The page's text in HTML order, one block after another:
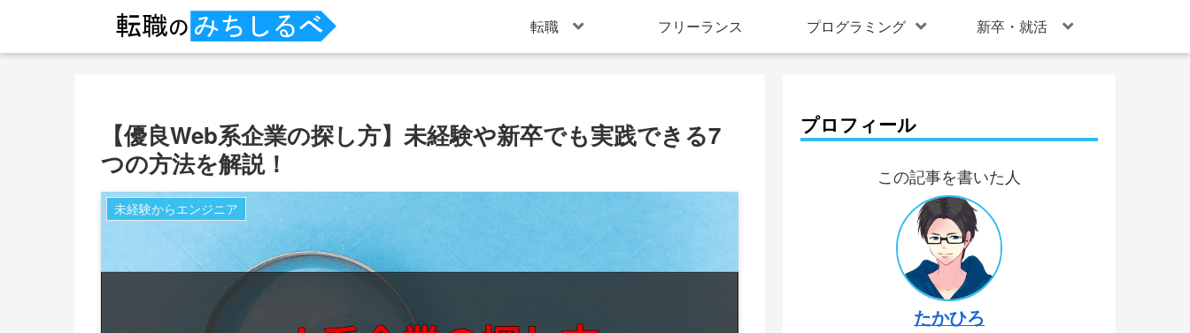
転職 フリーランス プログラミング 新卒・就活
【優良Web系企業の探し方】未経験や新卒でも実践できる7
つの方法を解説！
未経験からエンジニア
プロフィール
この記事を書いた人
たかひろ